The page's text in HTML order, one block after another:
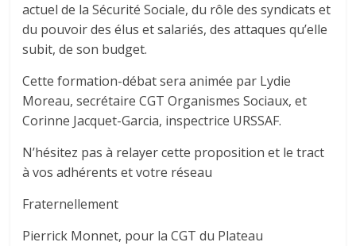
actuel de la Sécurité Sociale, du rôle des syndicats et
du pouvoir des élus et salariés, des attaques qu’elle
subit, de son budget.
Cette formation-débat sera animée par Lydie
Moreau, secrétaire CGT Organismes Sociaux, et
Corinne Jacquet-Garcia, inspectrice URSSAF.
N’hésitez pas à relayer cette proposition et le tract
à vos adhérents et votre réseau
Fraternellement
Pierrick Monnet, pour la CGT du Plateau